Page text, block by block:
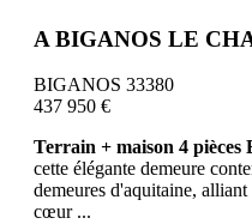
A BIGANOS LE
BIGANOS 33380
437 950 €
Terrain + maison 4 pièces
cette élégante demeure
demeures d'aquitaine,
cœur ...